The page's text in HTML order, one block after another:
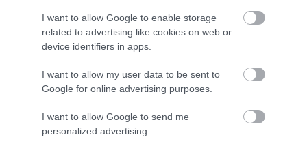
I want to allow Google to enable storage
related to advertising like cookies on web or
device identifiers in apps.
I want to allow my user data to be sent to
Google for online advertising purposes.
I want to allow Google to send me
personalized advertising.
vendéglátósok életét